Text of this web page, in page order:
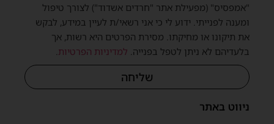
ניווט באתר
"אמפסיס" (מפעילת אתר "חרדים אשדוד") לצורך טיפול
ומענה לפנייתי. ידוע לי כי אני רשאי/ת לעיין במידע, לבקש
את תיקונו או מחיקתו. מסירת הפרטים היא רשות, אך
בלעדיהם לא ניתן לטפל בפנייה. למדיניות הפרטיות.
שליחה